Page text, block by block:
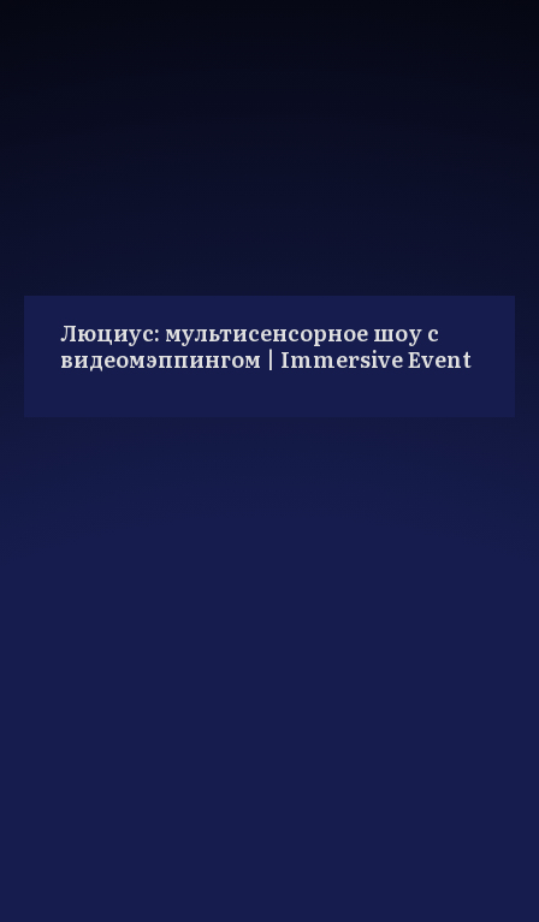
Люциус: мультисенсорное шоу с
видеомэппингом | Immersive Event